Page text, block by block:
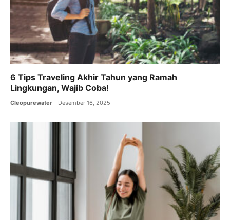
6 Tips Traveling Akhir Tahun yang Ramah
Lingkungan, Wajib Coba!
Cleopurewater Desember 16, 2025